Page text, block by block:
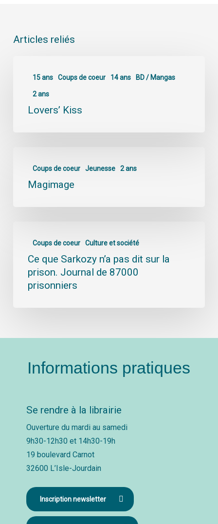
Articles reliés
15 ans Coups de coeur 14 ans BD / Mangas
2 ans
Lovers’ Kiss
Coups de coeur Jeunesse 2 ans
Magimage
Coups de coeur Culture et société
Ce que Sarkozy n’a pas dit sur la
prison. Journal de 87000
prisonniers
Informations pratiques
Se rendre à la librairie
Ouverture du mardi au samedi
9h30-12h30 et 14h30-19h
19 boulevard Carnot
32600 L’Isle-Jourdain
Inscription newsletter